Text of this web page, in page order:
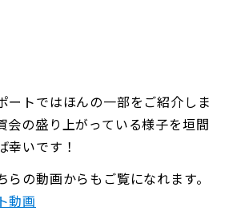
ートではほんの一部をご紹介しま
会の盛り上がっている様子を垣間
幸いです！
らの動画からもご覧になれます。
動画